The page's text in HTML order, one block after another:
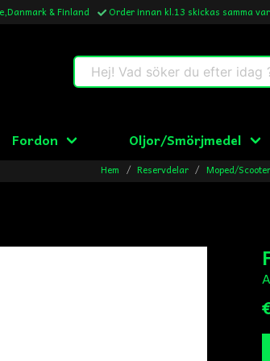
& Finland Order innan kl.13 skickas samma
Hej! Vad söker du efter idag ?
Fordon Oljor/Smörjmedel
Hem Reservdelar Moped/Scooter